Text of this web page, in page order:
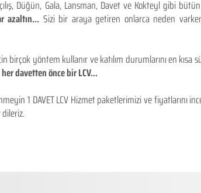
Düğün, Gala, Lansman, Davet ve Kokteyl gibi
azaltın... Sizi bir araya getiren onlarca neden
yöntem kullanır ve katılım durumlarını en kısa
davetten önce bir LCV...
1 DAVET LCV Hizmet paketlerimizi ve fiyatlarını